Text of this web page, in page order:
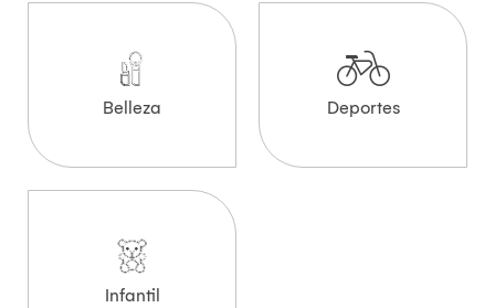
Belleza Deportes
Infantil